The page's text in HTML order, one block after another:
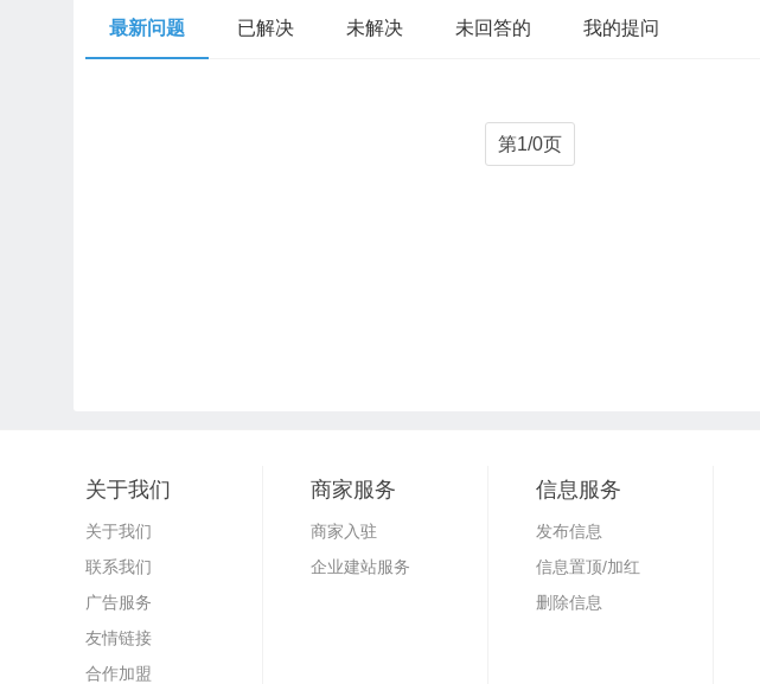
最新问题 已解决 未解决 未回答的 我的提问
第1/0页
关于我们
关于我们
联系我们
广告服务
友情链接
合作加盟
商家服务
商家入驻
企业建站服务
信息服务
发布信息
信息置顶/加红
删除信息